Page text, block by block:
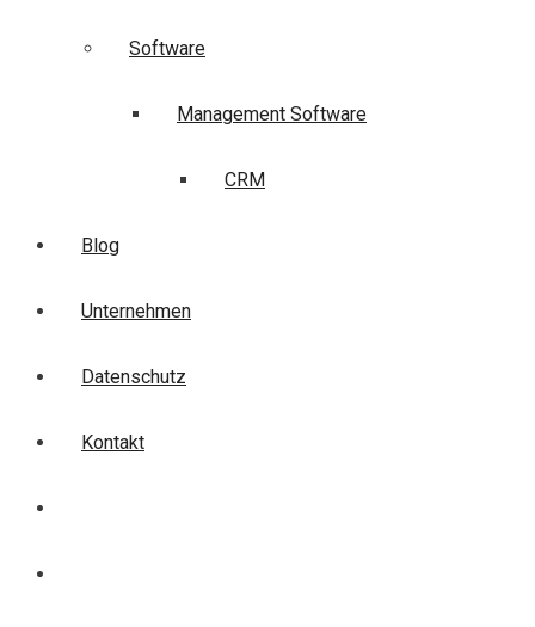
Software
Management Software
CRM
Blog
Unternehmen
Datenschutz
Kontakt